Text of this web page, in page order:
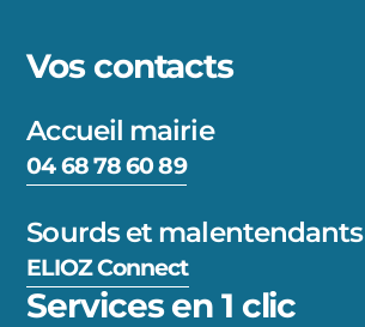
Vos contacts
Accueil mairie
04 68 78 60 89
Sourds et malentendants
ELIOZ Connect
Services en 1 clic